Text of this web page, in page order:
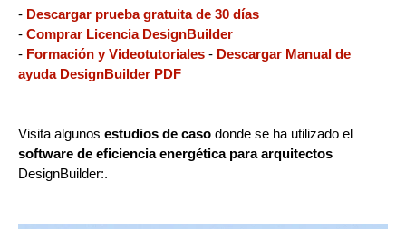
- Descargar prueba gratuita de 30 días
- Comprar Licencia DesignBuilder
- Formación y Videotutoriales - Descargar Manual de
ayuda DesignBuilder PDF
Visita algunos estudios de caso donde se ha utilizado el
software de eficiencia energética para arquitectos
DesignBuilder:.